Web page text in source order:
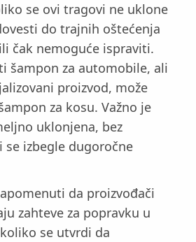
se ovi tragovi ne uklone
do trajnih oštećenja
čak nemoguće ispraviti.
šampon za automobile, ali
proizvod, može
za kosu. Važno je
uklonjena, bez
se izbegle dugoročne
da proizvođači
zahteve za popravku u
se utvrdi da